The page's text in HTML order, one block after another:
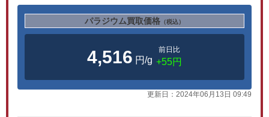
パラジウム買取価格 （税込）
4,516 円/g
前日比
+55円
更新日： 2024年06月13日 09:49